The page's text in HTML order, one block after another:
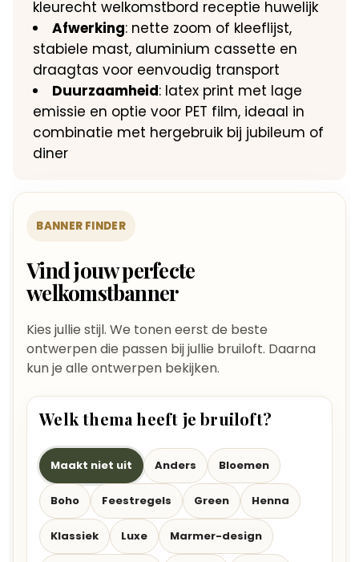
kleurecht welkomstbord receptie huwelijk
Afwerking: nette zoom of kleeflijst,
stabiele mast, aluminium cassette en
draagtas voor eenvoudig transport
Duurzaamheid: latex print met lage
emissie en optie voor PET film, ideaal in
combinatie met hergebruik bij jubileum of
diner
BANNER FINDER
Vind jouw perfecte
welkomstbanner
Kies jullie stijl. We tonen eerst de beste
ontwerpen die passen bij jullie bruiloft. Daarna
kun je alle ontwerpen bekijken.
Welk thema heeft je bruiloft?
Maakt niet uit Anders Bloemen
Boho Feestregels Green Henna
Klassiek Luxe Marmer-design